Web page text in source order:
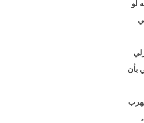
لو
بأن